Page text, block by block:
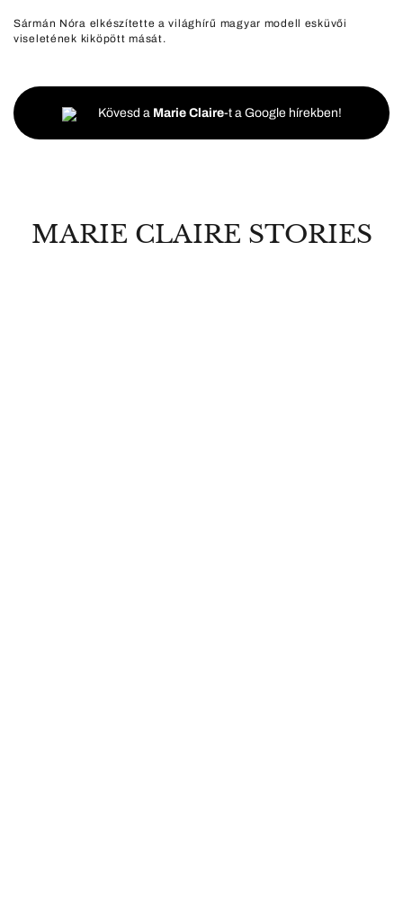
Sármán Nóra elkészítette a világhírű magyar modell esküvői
viseletének kiköpött mását.
Kövesd a Marie Claire-t a Google hírekben!
MARIE CLAIRE STORIES